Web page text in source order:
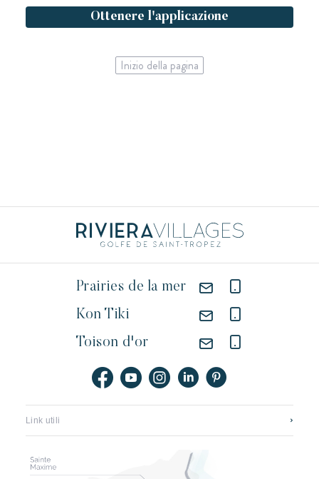
Ottenere l'applicazione
Inizio della pagina
Prairies de la mer
Kon Tiki
Toison d'or
Link utili
Reclutamento